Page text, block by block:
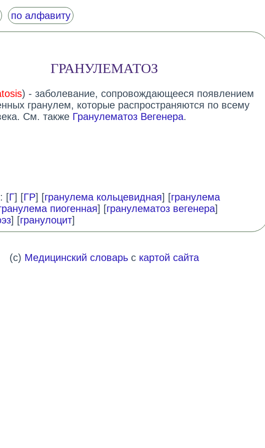
по алфавиту
ГРАНУЛЕМАТОЗ
) - заболевание, сопровождающееся появлением
гранулем, которые распространяются по всему
См. также Гранулематоз Вегенера.
[Г] [ГР] [гранулема кольцевидная] [гранулема
пиогенная] [гранулематоз вегенера]
] [гранулоцит]
(c) Медицинский словарьс картой сайта